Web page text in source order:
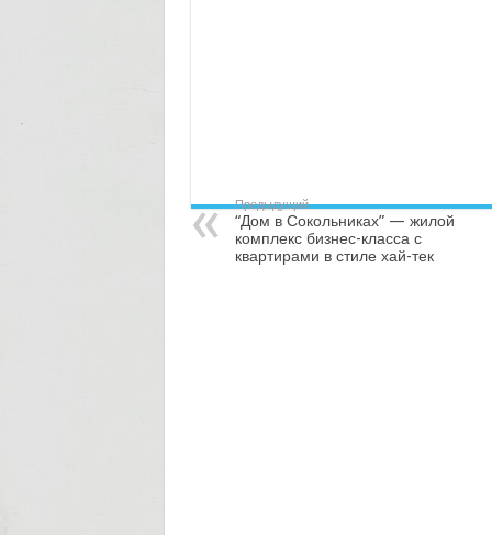
Предыдущий
“Дом в Сокольниках” — жилой
комплекс бизнес-класса с
квартирами в стиле хай-тек